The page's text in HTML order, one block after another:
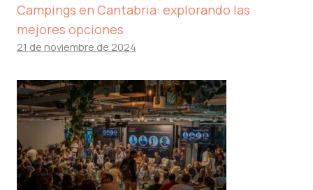
Campings en Cantabria: explorando las
mejores opciones
21 de noviembre de 2024